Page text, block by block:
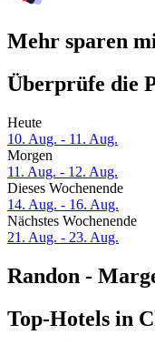
Mehr sparen
Überprüfe die
Heute
10. Aug. - 11. Aug.
Morgen
11. Aug. - 12. Aug.
Dieses Wochenende
14. Aug. - 16. Aug.
Nächstes Wochenende
21. Aug. - 23. Aug.
Randon -
Top-Hotels in